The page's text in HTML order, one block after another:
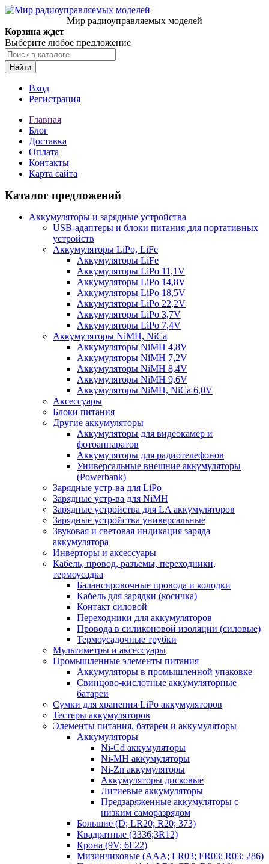
Мир радиоуправляемых моделей
Корзина ждет
Выберите любое предложение
Найти
Вход
Регистрация
Главная
Блог
Доставка
Оплата
Контакты
Карта сайта
Каталог предложений
Аккумуляторы и зарядные устройства
USB-адаптеры и блоки питания для портативных
устройств
Аккумуляторы LiPo, LiFe
Аккумуляторы LiFe
Аккумуляторы LiPo 11,1V
Аккумуляторы LiPo 14,8V
Аккумуляторы LiPo 18,5V
Аккумуляторы LiPo 22,2V
Аккумуляторы LiPo 3,7V
Аккумуляторы LiPo 7,4V
Аккумуляторы NiMH, NiCa
Аккумуляторы NiMH 4,8V
Аккумуляторы NiMH 7,2V
Аккумуляторы NiMH 8,4V
Аккумуляторы NiMH 9,6V
Аккумуляторы NiMH, NiCa 6,0V
Аксессуары
Блоки питания
Другие аккумуляторы
Аккумуляторы для видеокамер и
фотоаппаратов
Аккумуляторы для радиотелефонов
Универсальные внешние аккумуляторы
(Powerbank)
Зарядные устр-ва для LiPo
Зарядные устр-ва для NiMH
Зарядные устройства для LA аккумуляторов
Зарядные устройства универсальные
Звуковая и световая индикация заряда
аккумулятора
Инверторы и аксессуары
Кабель, провод, разъемы, переходники,
термоусадка
Балансировочные провода и колодки
Кабель для зарядки (косичка)
Контакт силовой
Переходники для аккумуляторов
Провода в силиконовой изоляции (силовые)
Термоусадочные трубки
Мультиметры и аксессуары
Промышленные элементы питания
Аккумуляторы в промышленной упаковке
Свинцово-кислотные аккумуляторные
батареи
Сумки для хранения LiPo аккумуляторов
Тестеры аккумуляторов
Элементы питания, батареи и аккумуляторы
Аккумуляторы
Ni-Cd аккумуляторы
Ni-MH аккумуляторы
Ni-Zn аккумуляторы
Аккумуляторы дисковые
Литиевые аккумуляторы
Предзаряженные аккумуляторы с
низким саморазрядом
Большие (D; LR20; R20; 373)
Квадратные (3336;3R12)
Крона (9V; 6F22)
Мизинчиковые (AAA; LR03; FR03; R03; 286)